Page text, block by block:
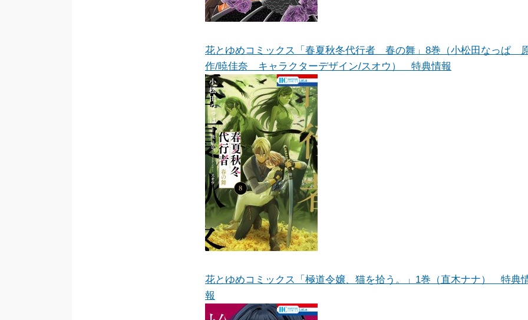
花とゆめコミックス「春夏秋冬代行者 春の舞」8巻（小松田なっぱ
作/暁佳奈 キャラクターデザイン/スオウ） 特典情報
花とゆめコミックス「極道令嬢、猫を拾う。」1巻（直木ナナ） 特典
報